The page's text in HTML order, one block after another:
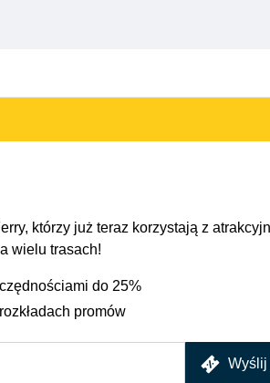
którzy już teraz korzystają z
wielu trasach!
do 25%
promów
Wyślij